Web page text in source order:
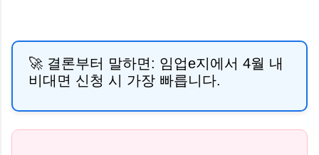
🚀 결론부터 말하면: 임업e지에서 4월 내
비대면 신청 시 가장 빠릅니다.